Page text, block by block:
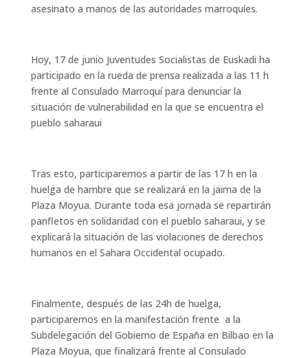
asesinato a manos de las autoridades marroquíes.
Hoy, 17 de junio Juventudes Socialistas de Euskadi ha
participado en la rueda de prensa realizada a las 11 h
frente al Consulado Marroquí para denunciar la
situación de vulnerabilidad en la que se encuentra el
pueblo saharaui
Tras esto, participaremos a partir de las 17 h en la
huelga de hambre que se realizará en la jaima de la
Plaza Moyua. Durante toda esa jornada se repartirán
panfletos en solidaridad con el pueblo saharaui, y se
explicará la situación de las violaciones de derechos
humanos en el Sahara Occidental ocupado.
Finalmente, después de las 24h de huelga,
participaremos en la manifestación frente a la
Subdelegación del Gobierno de España en Bilbao en la
Plaza Moyua, que finalizará frente al Consulado